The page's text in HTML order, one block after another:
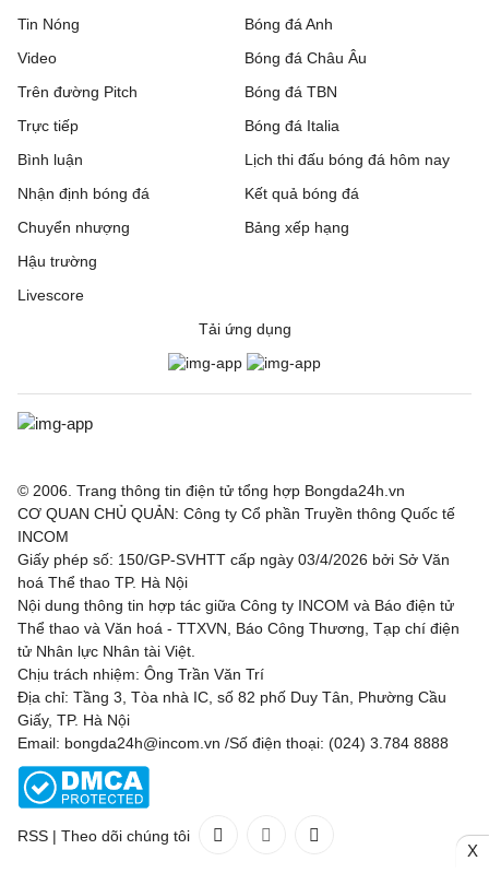
Tin Nóng
Video
Trên đường Pitch
Trực tiếp
Bóng đá Anh
Bóng đá Châu Âu
Bóng đá TBN
Bóng đá Italia
Bình luận
Nhận định bóng đá
Chuyển nhượng
Hậu trường
Livescore
Lịch thi đấu bóng đá hôm nay
Kết quả bóng đá
Bảng xếp hạng
Tải ứng dụng
© 2006. Trang thông tin điện tử tổng hợp Bongda24h.vn
CƠ QUAN CHỦ QUẢN: Công ty Cổ phần Truyền thông Quốc tế
INCOM
Giấy phép số: 150/GP-SVHTT cấp ngày 03/4/2026 bởi Sở Văn
hoá Thể thao TP. Hà Nội
Nội dung thông tin hợp tác giữa Công ty INCOM và Báo điện tử
Thể thao và Văn hoá - TTXVN, Báo Công Thương, Tạp chí điện
tử Nhân lực Nhân tài Việt.
Chịu trách nhiệm: Ông Trần Văn Trí
Địa chỉ: Tầng 3, Tòa nhà IC, số 82 phố Duy Tân, Phường Cầu
Giấy, TP. Hà Nội
Email: bongda24h@incom.vn /Số điện thoại: (024) 3.784 8888
RSS | Theo dõi chúng tôi
X